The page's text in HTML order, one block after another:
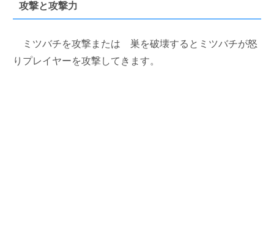
攻撃と攻撃力
ミツバチを攻撃または
巣を破壊するとミツバチが怒
りプレイヤーを攻撃してきます。